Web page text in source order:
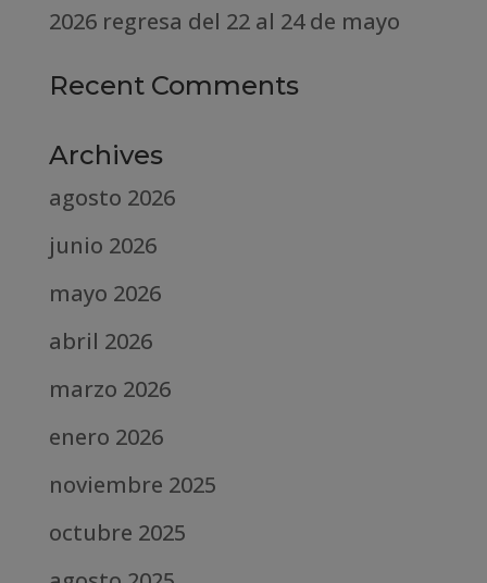
2026 regresa del 22 al 24 de mayo
Recent Comments
Archives
agosto 2026
junio 2026
mayo 2026
abril 2026
marzo 2026
enero 2026
noviembre 2025
octubre 2025